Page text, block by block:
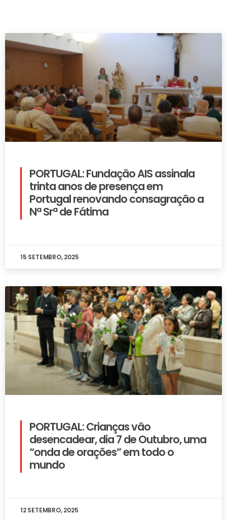
PORTUGAL: Fundação AIS assinala
trinta anos de presença em
Portugal renovando consagração a
Nª Srª de Fátima
15 SETEMBRO, 2025
PORTUGAL: Crianças vão
desencadear, dia 7 de Outubro, uma
“onda de orações” em todo o
mundo
12 SETEMBRO, 2025